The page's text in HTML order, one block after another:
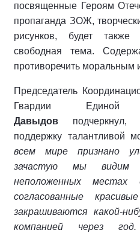
посвященные Героям
пропаганда ЗОЖ,
рисунков, будет также
свободная тема.
противоречить моральным
Председатель
Гвардии
Давыдов подчеркнул,
поддержку талантливой
всем мире признано
зачастую мы видим
неположенных
согласованные
закрашиваются какой-
компанией через